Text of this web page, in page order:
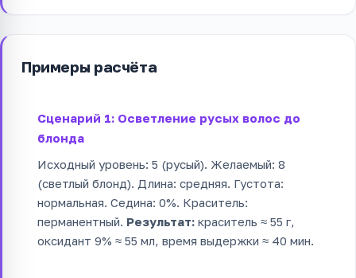
Примеры расчёта
Сценарий 1: Осветление русых волос до
блонда
Исходный уровень: 5 (русый). Желаемый: 8
(светлый блонд). Длина: средняя. Густота:
нормальная. Седина: 0%. Краситель:
перманентный. Результат: краситель ≈ 55 г,
оксидант 9% ≈ 55 мл, время выдержки ≈ 40 мин.